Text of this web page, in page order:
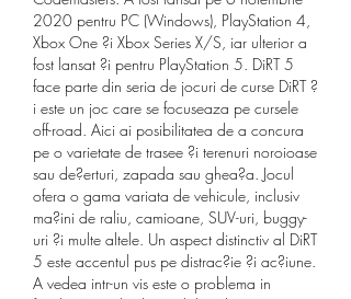
2020 pentru PC (Windows), PlayStation 4,
Xbox One ?i Xbox Series X/S, iar ulterior a
fost lansat ?i pentru PlayStation 5. DiRT 5
face parte din seria de jocuri de curse DiRT ?
i este un joc care se focuseaza pe cursele
off-road. Aici ai posibilitatea de a concura
pe o varietate de trasee ?i terenuri noroioase
sau de?erturi, zapada sau ghea?a. Jocul
ofera o gama variata de vehicule, inclusiv
ma?ini de raliu, camioane, SUV-uri, buggy-
uri ?i multe altele. Un aspect distinctiv al DiRT
5 este accentul pus pe distrac?ie ?i ac?iune.
A vedea intr-un vis este o problema in